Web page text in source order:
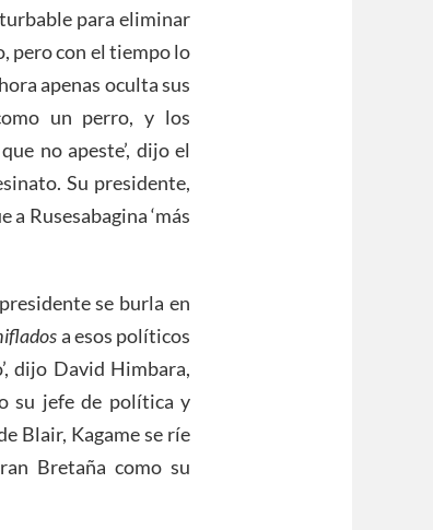
para eliminar
pero con el tiempo lo
apenas oculta sus
un perro, y los
no apeste’, dijo el
Su presidente,
Rusesabagina ‘más
se burla en
a esos políticos
dijo David Himbara,
su jefe de política y
Blair, Kagame se ríe
Bretaña como su